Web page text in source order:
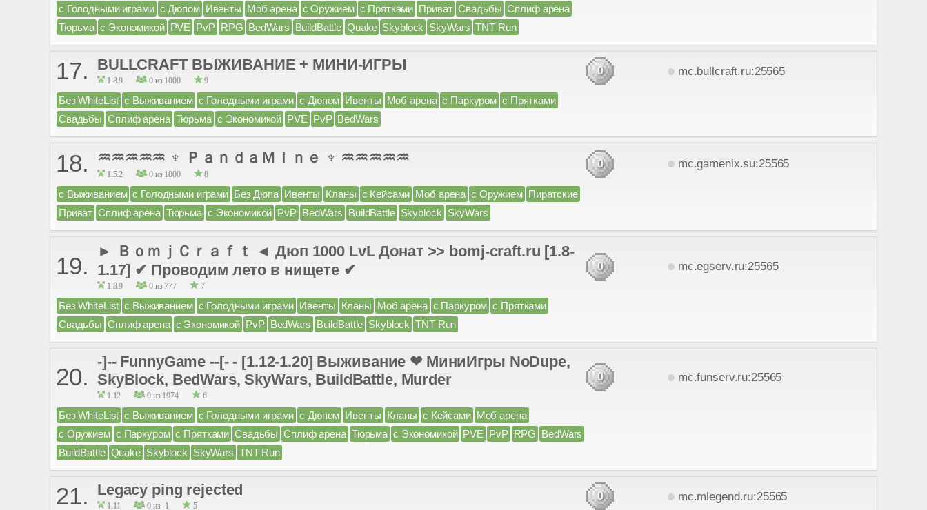
с Голодными играми с Дюпом Ивенты Моб арена с Оружием с Прятками Приват Свадьбы Сплиф арена
Тюрьма с Экономикой PVE PvP RPG BedWars BuildBattle Quake Skyblock SkyWars TNT Run
17. BULLCRAFT ВЫЖИВАНИЕ + МИНИ-ИГРЫ
1.8.9 0 из 1000 9
0 mc.bullcraft.ru:25565
Без WhiteList с Выживанием с Голодными играми с Дюпом Ивенты Моб арена с Паркуром с Прятками
Свадьбы Сплиф арена Тюрьма с Экономикой PVE PvP BedWars
18. ♒♒♒♒♒ ♆ ＰａｎｄａＭｉｎｅ ♆ ♒♒♒♒♒
1.5.2 0 из 1000 8
0 mc.gamenix.su:25565
с Выживанием с Голодными играми Без Дюпа Ивенты Кланы с Кейсами Моб арена с Оружием Пиратские
Приват Сплиф арена Тюрьма с Экономикой PvP BedWars BuildBattle Skyblock SkyWars
19.
► ＢｏｍｊＣｒａｆｔ ◄ Дюп 1000 LvL Донат >> bomj-craft.ru [1.8-
1.17] ✔ Проводим лето в нищете ✔
1.8.9 0 из 777 7
0 mc.egserv.ru:25565
Без WhiteList с Выживанием с Голодными играми Ивенты Кланы Моб арена с Паркуром с Прятками
Свадьбы Сплиф арена с Экономикой PvP BedWars BuildBattle Skyblock TNT Run
20.
-]-- FunnyGame --[- - [1.12-1.20] Выживание ❤ МиниИгры NoDupe,
SkyBlock, BedWars, SkyWars, BuildBattle, Murder
1.12 0 из 1974 6
0 mc.funserv.ru:25565
Без WhiteList с Выживанием с Голодными играми с Дюпом Ивенты Кланы с Кейсами Моб арена
с Оружием с Паркуром с Прятками Свадьбы Сплиф арена Тюрьма с Экономикой PVE PvP RPG BedWars
BuildBattle Quake Skyblock SkyWars TNT Run
21. Legacy ping rejected
1.11 0 из -1 5
0 mc.mlegend.ru:25565